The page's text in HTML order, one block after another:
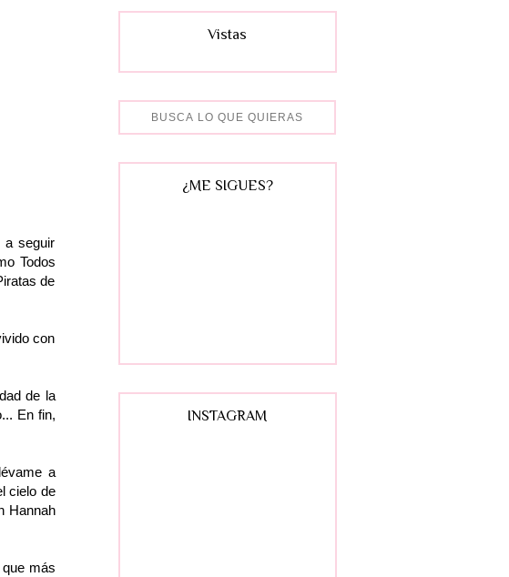
a seguir
Todos
de
con
de la
En fin,
a
cielo de
Hannah
más
Vistas
¿ME SIGUES?
INSTAGRAM